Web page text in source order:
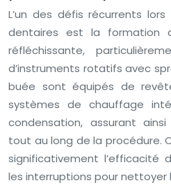
L’un des défis récurrents
dentaires est la formation
réfléchissante,
d’instruments rotatifs avec
buée sont équipés de
systèmes de chauffage
condensation, assurant
tout au long de la procédure.
significativement l’efficacité
les interruptions pour nettoyer